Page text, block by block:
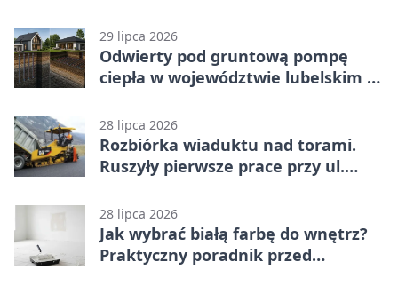
29 lipca 2026
Odwierty pod gruntową pompę
ciepła w województwie lubelskim -
28 lipca 2026
Rozbiórka wiaduktu nad torami.
Ruszyły pierwsze prace przy ul.
28 lipca 2026
Jak wybrać białą farbę do wnętrz?
Praktyczny poradnik przed